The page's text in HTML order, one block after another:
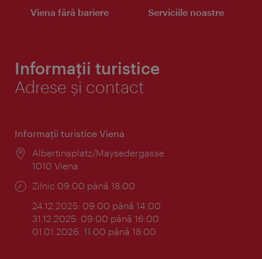
Viena fără bariere Serviciile noastre
Informații turistice
Adrese și contact
Informaţii turistice Viena
Locul:
Albertinaplatz/Maysedergasse
1010 Viena
Program:
Zilnic 09:00 până 18:00
24.12.2025: 09:00 până 14:00
31.12.2025: 09:00 până 16:00
01.01.2026: 11:00 până 18:00